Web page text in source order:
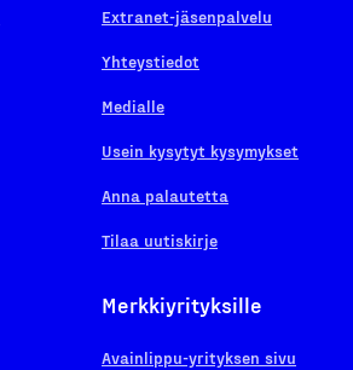
Extranet-jäsenpalvelu
Yhteystiedot
Medialle
Usein kysytyt kysymykset
Anna palautetta
Tilaa uutiskirje
Merkkiyrityksille
Avainlippu-yrityksen sivu